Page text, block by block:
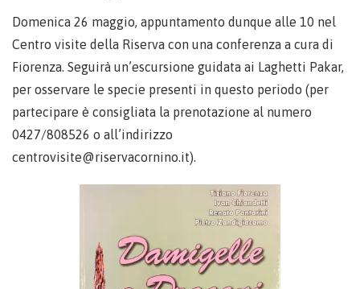
Domenica 26 maggio, appuntamento dunque alle 10 nel
Centro visite della Riserva con una conferenza a cura di
Fiorenza. Seguirà un’escursione guidata ai Laghetti Pakar,
per osservare le specie presenti in questo periodo (per
partecipare è consigliata la prenotazione al numero
0427/808526 o all’indirizzo
centrovisite@riservacornino.it).